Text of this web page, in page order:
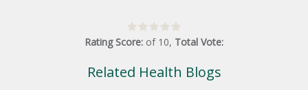
Rating Score: of 10, Total Vote:
Related Health Blogs